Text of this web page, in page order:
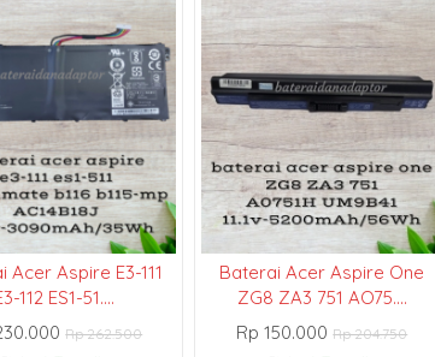
Acer Aspire E3-111
112 ES1-51....
Rp 262.500
Baterai Acer Aspire One
ZG8 ZA3 751 AO75....
Rp 150.000Rp 204.750
(Lampung)
pertama belanja via
mana baterai yang
ketemunya di
Tidak salah pilih
dijual berkualitas
mau cari sparepart
kesini aja deh.smoga
.Terima